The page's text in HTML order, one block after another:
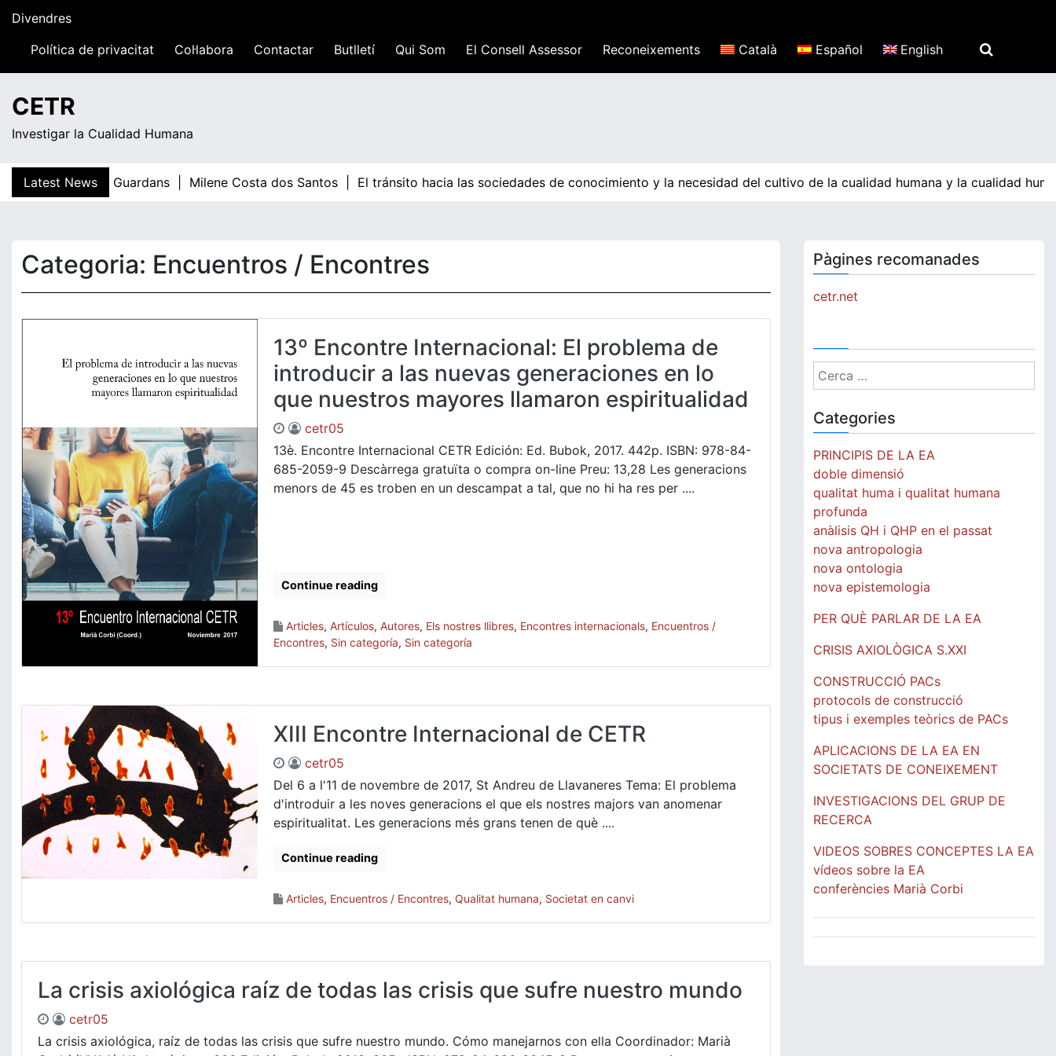
content
Divendres
19:12Política de privacitat Col·labora Contactar Butlletí Qui Som El Consell Assessor Reconeixements Català Español English
CETR
Investigar la Cualidad Humana
Latest News
Teresa Guardans | Milene Costa dos Santos | El tránsito hacia las sociedades de conocimiento y la necesidad del cultivo de la cualidad humana y la cualidad
Categoria: Encuentros / Encontres
13º Encontre Internacional: El problema de
introducir a las nuevas generaciones en lo
que nuestros mayores llamaron espiritualidad
cetr05
13è. Encontre Internacional CETR Edición: Ed. Bubok, 2017. 442p. ISBN: 978-84-
685-2059-9 Descàrrega gratuïta o compra on-line Preu: 13,28 Les generacions
menors de 45 es troben en un descampat a tal, que no hi ha res per ....
Continue reading
Articles, Artículos, Autores, Els nostres llibres, Encontres internacionals, Encuentros /
Encontres, Sin categoría, Sin categoría
XIII Encontre Internacional de CETR
cetr05
Del 6 a l'11 de novembre de 2017, St Andreu de Llavaneres Tema: El problema
d'introduir a les noves generacions el que els nostres majors van anomenar
espiritualitat. Les generacions més grans tenen de què ....
Continue reading
Articles, Encuentros / Encontres, Qualitat humana, Societat en canvi
La crisis axiológica raíz de todas las crisis que sufre nuestro mundo
cetr05
La crisis axiológica, raíz de todas las crisis que sufre nuestro mundo. Cómo manejarnos con ella Coordinador: Marià
Pàgines recomanades
cetr.net
Cerca:
Categories
PRINCIPIS DE LA EA
doble dimensió
qualitat huma i qualitat humana
profunda
anàlisis QH i QHP en el passat
nova antropologia
nova ontologia
nova epistemologia
PER QUÈ PARLAR DE LA EA
CRISIS AXIOLÒGICA S.XXI
CONSTRUCCIÓ PACs
protocols de construcció
tipus i exemples teòrics de PACs
APLICACIONS DE LA EA EN
SOCIETATS DE CONEIXEMENT
INVESTIGACIONS DEL GRUP DE
RECERCA
VIDEOS SOBRES CONCEPTES LA EA
vídeos sobre la EA
conferències Marià Corbi